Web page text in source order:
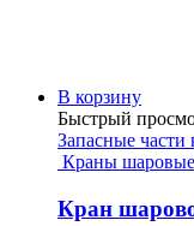
В корзину
Быстрый
Запасные
Краны шаровые
Кран